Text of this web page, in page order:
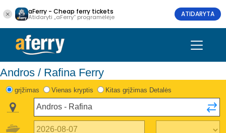
aFerry - Cheap ferry tickets
Atidaryti „aFerry“ programėlėje ATIDARYTA
Andros / Rafina Ferry
grįžimas Vienas kryptis Kitas grįžimas Detalės